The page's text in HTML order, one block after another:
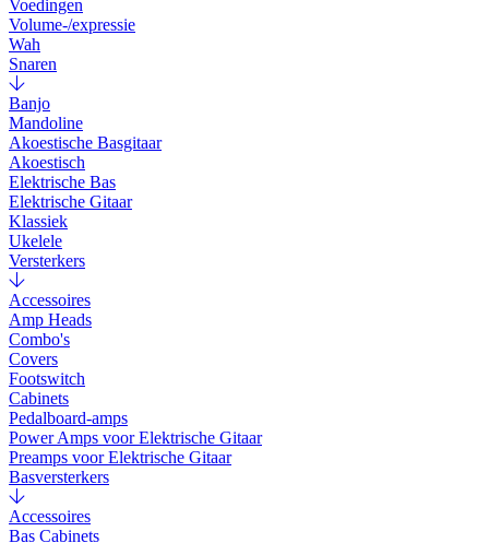
Voedingen
Volume-/expressie
Wah
Snaren
Banjo
Mandoline
Akoestische Basgitaar
Akoestisch
Elektrische Bas
Elektrische Gitaar
Klassiek
Ukelele
Versterkers
Accessoires
Amp Heads
Combo's
Covers
Footswitch
Cabinets
Pedalboard-amps
Power Amps voor Elektrische Gitaar
Preamps voor Elektrische Gitaar
Basversterkers
Accessoires
Bas Cabinets